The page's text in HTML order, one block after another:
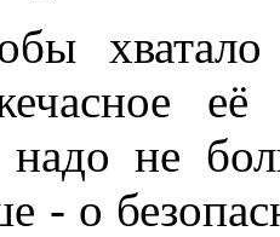
её
надо не
- о